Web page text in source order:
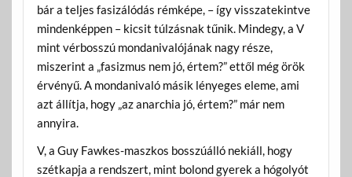
bár a teljes fasizálódás rémképe, – így visszatekintve
mindenképpen – kicsit túlzásnak tűnik. Mindegy, a V
mint vérbosszú mondanivalójának nagy része,
miszerint a „fasizmus nem jó, értem?” ettől még örök
érvényű. A mondanivaló másik lényeges eleme, ami
azt állítja, hogy „az anarchia jó, értem?” már nem
annyira.
V, a Guy Fawkes-maszkos bosszúálló nekiáll, hogy
szétkapja a rendszert, mint bolond gyerek a hógolyót